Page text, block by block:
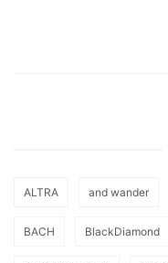
ALTRA and wander
BACH BlackDiamond